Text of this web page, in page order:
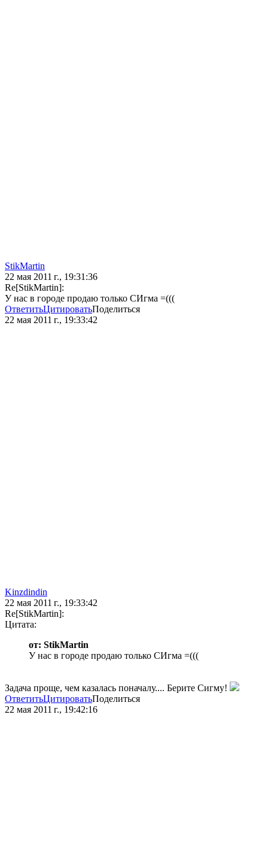
StikMartin
22 мая 2011 г., 19:31:36
Re[StikMartin]:
У нас в городе продаю только СИгма =(((
ОтветитьЦитироватьПоделиться
22 мая 2011 г., 19:33:42
Kinzdindin
22 мая 2011 г., 19:33:42
Re[StikMartin]:
Цитата:
от: StikMartin
У нас в городе продаю только СИгма =(((
Задача проще, чем казалась поначалу.... Берите Сигму!
ОтветитьЦитироватьПоделиться
22 мая 2011 г., 19:42:16